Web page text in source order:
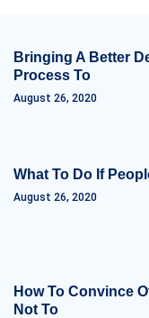
Bringing A Better
Process To
August 26, 2020
What To Do If
August 26, 2020
How To Convince
Not To